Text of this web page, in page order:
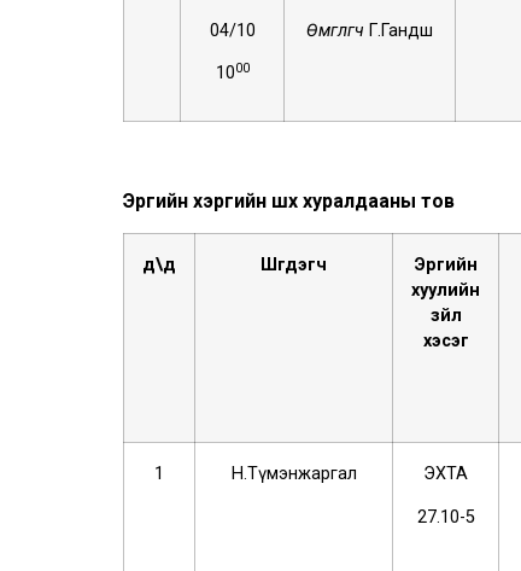
04/10
1000
Өмгөөлөгч Г.Гандөш
Эрүүгийн хэргийн шүүх хуралдааны тов
д\д Ш үүгдэгч
Эрүүгийн
хуулийн
зүйл
хэсэг
1 Н.Түмэнжаргал ЭХТА
27.10-5